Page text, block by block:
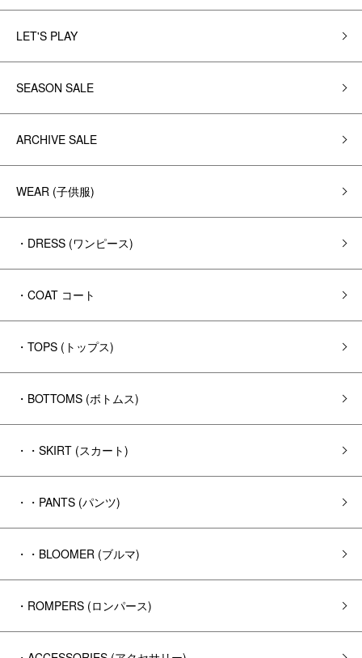
LET'S PLAY
SEASON SALE
ARCHIVE SALE
WEAR (子供服)
・DRESS (ワンピース)
・COAT コート
・TOPS (トップス)
・BOTTOMS (ボトムス)
・・SKIRT (スカート)
・・PANTS (パンツ)
・・BLOOMER (ブルマ)
・ROMPERS (ロンパース)